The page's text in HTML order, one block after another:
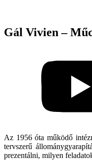
Gál Vivien –
Az 1956 óta működő
tervszerű
prezentálni, milyen